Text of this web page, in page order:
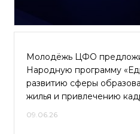
Молодёжь ЦФО
Народную программу
развитию сферы
жилья и привлечению
09.06.26